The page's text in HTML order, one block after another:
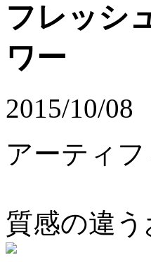
フレッシ
ワー
2015/10/08
アーティ
質感の違